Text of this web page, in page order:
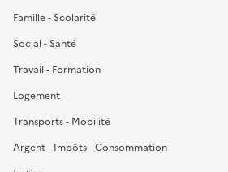
Famille - Scolarité
Social - Santé
Travail - Formation
Logement
Transports - Mobilité
Argent - Impôts - Consommation